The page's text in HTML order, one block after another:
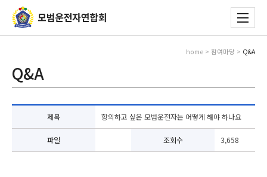
Q&A
home > 참여마당 > Q&A
제목 항의하고 싶은 모범운전자는 어떻게 해야 하나요
파일 조회수 3,658